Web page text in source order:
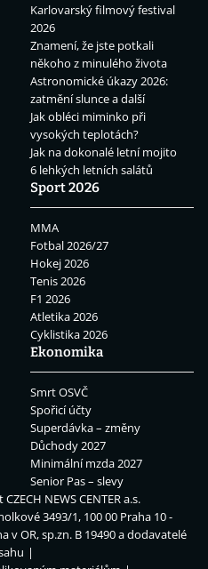
Karlovarský filmový festival
2026
Znamení, že jste potkali
někoho z minulého života
Astronomické úkazy 2026:
zatmění slunce a další
Jak obléci miminko při
vysokých teplotách?
Jak na dokonalé letní mojito
6 lehkých letních salátů
Sport 2026
MMA
Fotbal 2026/27
Hokej 2026
Tenis 2026
F1 2026
Atletika 2026
Cyklistika 2026
Ekonomika
Smrt OSVČ
Spořicí účty
Superdávka – změny
Důchody 2027
Minimální mzda 2027
Senior Pas – slevy
CZECH NEWS CENTER a.s.
3493/1, 100 00 Praha 10 -
v OR, sp.zn. B 19490 a dodavatelé